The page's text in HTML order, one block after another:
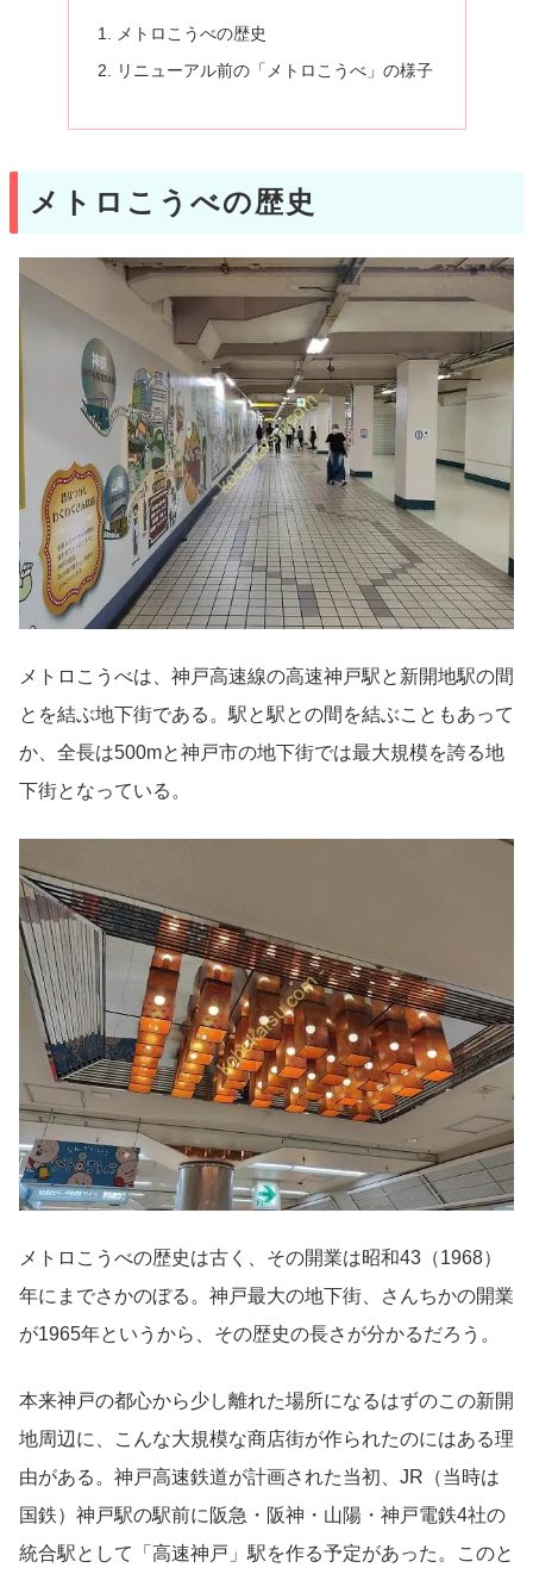
メトロこうべの歴史
リニューアル前の「メトロこうべ」の様子
メトロこうべの歴史
メトロこうべは、神戸高速線の高速神戸駅と新開地駅の間
とを結ぶ地下街である。駅と駅との間を結ぶこともあって
か、全長は500mと神戸市の地下街では最大規模を誇る地
下街となっている。
メトロこうべの歴史は古く、その開業は昭和43（1968）
年にまでさかのぼる。神戸最大の地下街、さんちかの開業
が1965年というから、その歴史の長さが分かるだろう。
本来神戸の都心から少し離れた場所になるはずのこの新開
地周辺に、こんな大規模な商店街が作られたのにはある理
由がある。神戸高速鉄道が計画された当初、JR（当時は
国鉄）神戸駅の駅前に阪急・阪神・山陽・神戸電鉄4社の
統合駅として「高速神戸」駅を作る予定があった。このと